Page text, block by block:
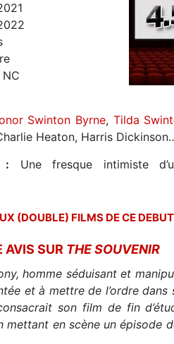
NC
Swinton Byrne, Tilda
Heaton, Harris
: Une fresque intimiste
(DOUBLE) FILMS DE CE DEBUT
AVIS SUR THE SOUVENIR
homme séduisant et
et à mettre de l’ordre dans
son film de fin
mettant en scène un épisode